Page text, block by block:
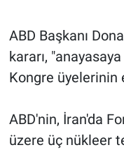
ABD Başkanı
kararı,
Kongre
ABD'nin, İran'da
üzere üç nükleer